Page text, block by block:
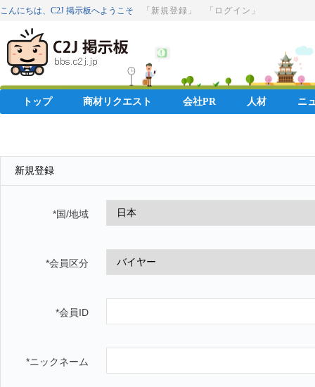
こんにちは、C2J 掲示板へようこそ 「新規登録」 「ログイン」
トップ 商材リクエスト 会社PR 人材 ニ
新規登録
*国/地域
*会員区分
*会員ID
*ニックネーム